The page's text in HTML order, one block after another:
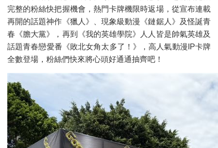
完整的粉絲快把握機會，熱門卡牌機限時返場，從宣布連載
再開的話題神作《獵人》、現象級動漫《鏈鋸人》及怪誕青
春《膽大黨》，再到《我的英雄學院》人人皆是帥氣英雄及
話題青春戀愛番《敗北女角太多了！》，高人氣動漫IP卡牌
全數登場，粉絲們快來將心頭好通通抽齊吧！